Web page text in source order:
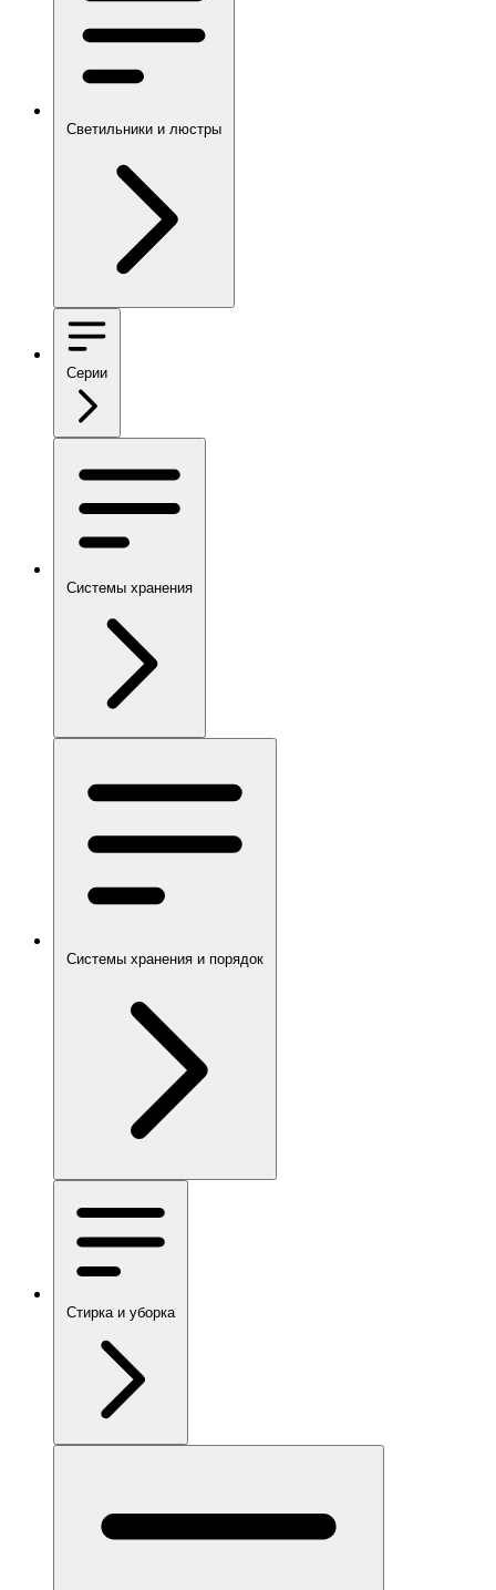
Светильники и люстры
Серии
Системы хранения
Системы хранения и порядок
Стирка и уборка